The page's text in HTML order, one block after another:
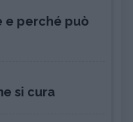
e perché può
si cura